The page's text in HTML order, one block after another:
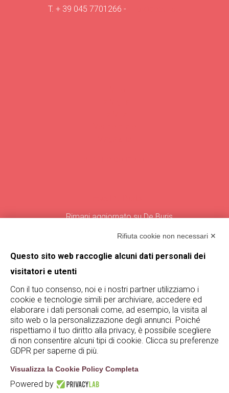
T. + 39 045 7701266 -
Rimani aggiornato su De Buris
Rifiuta cookie non necessari ✕
Questo sito web raccoglie alcuni dati personali dei
visitatori e utenti
Con il tuo consenso, noi e i nostri partner utilizziamo i
cookie e tecnologie simili per archiviare, accedere ed
elaborare i dati personali come, ad esempio, la visita al
sito web o la personalizzazione degli annunci. Poiché
rispettiamo il tuo diritto alla privacy, è possibile scegliere
di non consentire alcuni tipi di cookie. Clicca su preferenze
GDPR per saperne di più.
Visualizza la Cookie Policy Completa
Powered by